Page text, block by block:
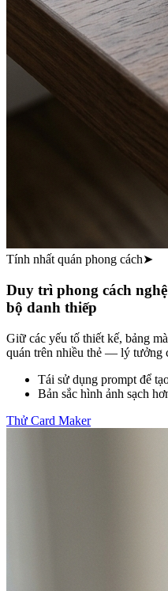
Tính nhất quán phong cách➤
Duy trì phong cách
bộ danh thiếp
Giữ các yếu tố thiết kế, bảng
quán trên nhiều thẻ — lý tưởng
Tái sử dụng prompt để
Bản sắc hình ảnh sạch
Thử Card Maker